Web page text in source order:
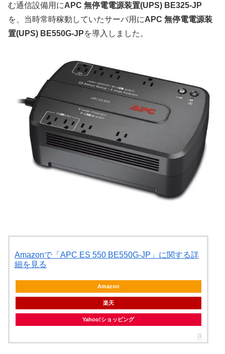
む通信設備用にAPC 無停電電源装置(UPS) BE325-JP
を、当時常時稼動していたサーバ用にAPC 無停電電源装
置(UPS) BE550G-JPを導入しました。
Amazonで「APC ES 550 BE550G-JP」に関する詳
細を見る
Amazon
楽天
Yahoo!ショッピング